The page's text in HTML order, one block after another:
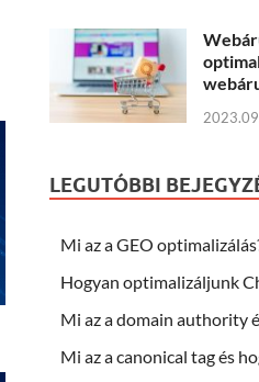
LEGUTÓBBI
Mi az a GEO
Hogyan optimalizáljunk
Mi az a domain authority
Mi az a canonical tag és